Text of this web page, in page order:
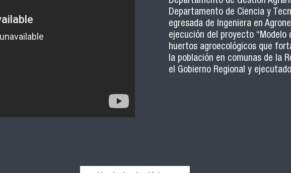
Departamento de Ciencia y
egresada de Ingeniera en
ejecución del proyecto
huertos agroecológicos que
la población en comunas de la
el Gobierno Regional y